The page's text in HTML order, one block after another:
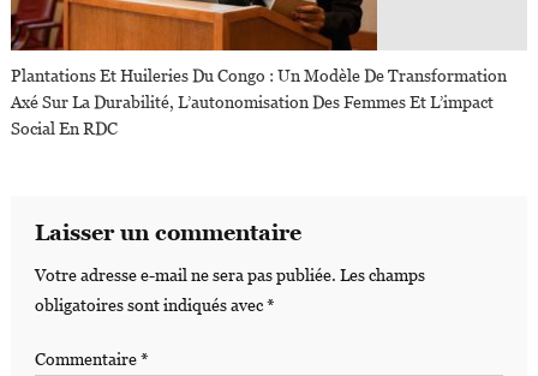
Plantations Et Huileries Du Congo : Un Modèle De Transformation
Axé Sur La Durabilité, L’autonomisation Des Femmes Et L’impact
Social En RDC
Laisser un commentaire
Votre adresse e-mail ne sera pas publiée. Les champs
obligatoires sont indiqués avec*
Commentaire*